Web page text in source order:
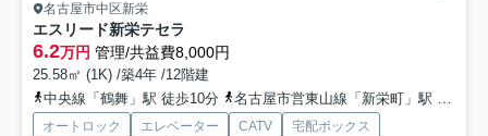
名古屋市中区新栄
エスリード新栄テセラ
6.2万円 管理/共益費8,000円
25.58㎡ (1K) /築4年 /12階建
中央線「鶴舞」駅 徒歩10分
名古屋市営東山線「新栄町」駅 徒歩14分
オートロック エレベーター CATV
宅配ボックス